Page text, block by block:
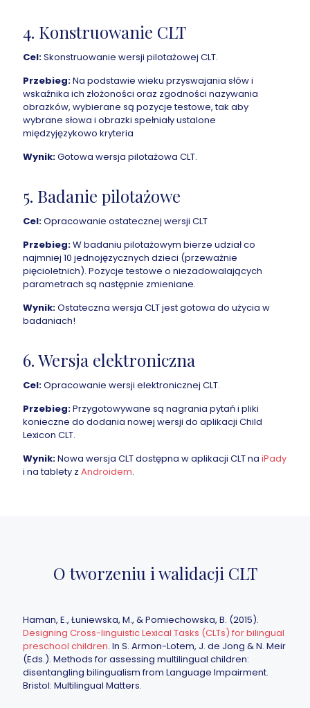
4. Konstruowanie CLT
Cel:Skonstruowanie wersji pilotażowej CLT.
Przebieg:Na podstawie wieku przyswajania słów i
wskaźnika ich złożoności oraz zgodności nazywania
obrazków, wybierane są pozycje testowe, tak aby
wybrane słowa i obrazki spełniały ustalone
międzyjęzykowo kryteria
Wynik:Gotowa wersja pilotażowa CLT.
5. Badanie pilotażowe
Cel:Opracowanie ostatecznej wersji CLT
Przebieg:W badaniu pilotażowym bierze udział co
najmniej 10 jednojęzycznych dzieci (przeważnie
pięcioletnich). Pozycje testowe o niezadowalających
parametrach są następnie zmieniane.
Wynik:Ostateczna wersja CLT jest gotowa do użycia w
badaniach!
6. Wersja elektroniczna
Cel:Opracowanie wersji elektronicznej CLT.
Przebieg:Przygotowywane są nagrania pytań i pliki
konieczne do dodania nowej wersji do aplikacji Child
Lexicon CLT.
Wynik:Nowa wersja CLT dostępna w aplikacji CLT na iPady
i na tablety z Androidem.
O tworzeniu i walidacji CLT
Haman, E., Łuniewska, M., & Pomiechowska, B. (2015).
Designing Cross-linguistic Lexical Tasks (CLTs) for bilingual
preschool children. In S. Armon-Lotem, J. de Jong & N. Meir
(Eds.). Methods for assessing multilingual children:
disentangling bilingualism from Language Impairment.
Bristol: Multilingual Matters.